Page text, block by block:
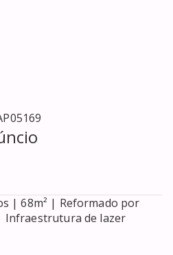
| 68m² | Reformado por
Infraestrutura de lazer